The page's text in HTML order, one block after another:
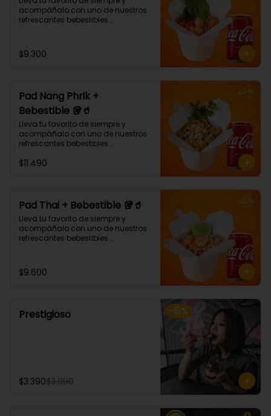
acompáñalo con uno de nuestros
refrescantes bebestibles.
con salsa de curry rojo.🌶🌶 (Debe
elegir su proteína)
$9.300
Pad Nang Phrik +
Bebestible 🥡🥤
Lleva tu favorito de siempre y
acompáñalo con uno de nuestros
refrescantes bebestibles.
apio, cebolla morada, cilantro,
$11.490
Pad Thai + Bebestible 🥡🥤
Lleva tu favorito de siempre y
acompáñalo con uno de nuestros
refrescantes bebestibles.
SALSA AGRIDULCE, LIMA Y MANÍ.
(Debes elegir tu proteina 🤩)
$9.600
-15%
Prestigioso
$3.390$3.990